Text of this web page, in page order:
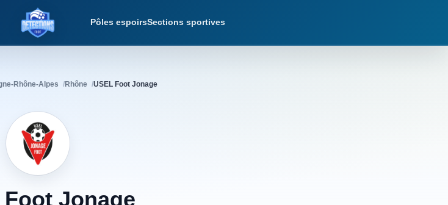
Détections Foot
Pôles espoirsSections sportives
Rhône-Alpes Rhône USEL Foot Jonage
Foot Jonage